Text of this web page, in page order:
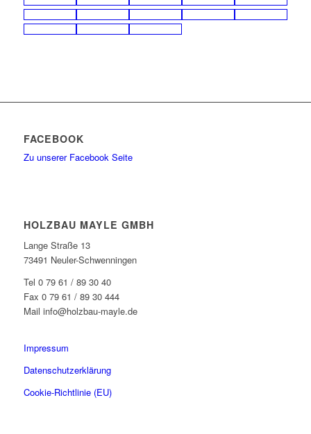
FACEBOOK
Zu unserer Facebook Seite
HOLZBAU MAYLE GMBH
Lange Straße 13
73491 Neuler-Schwenningen
Tel 0 79 61 / 89 30 40
Fax 0 79 61 / 89 30 444
Mail info@holzbau-mayle.de
Impressum
Datenschutzerklärung
Cookie-Richtlinie (EU)